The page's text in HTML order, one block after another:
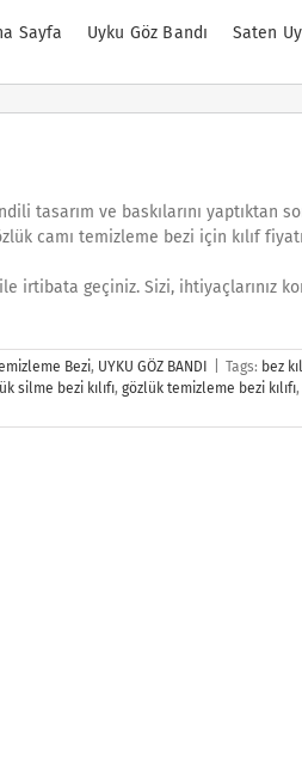
Sayfa Uyku Göz Bandı Saten
tasarım ve baskılarını yaptıktan
camı temizleme bezi için kılıf
geçiniz. Sizi, ihtiyaçlarınız
Bezi, UYKU GÖZ BANDI Tags: bez
silme bezi kılıfı, gözlük temizleme bezi kılıfı,